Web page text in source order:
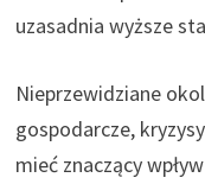
uzasadnia wyższe
Nieprzewidziane
gospodarcze,
mieć znaczący